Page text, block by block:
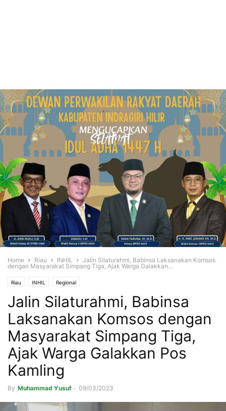
Home Riau INHIL
Jalin Silaturahmi, Babinsa Laksanakan Komsos
dengan Masyarakat Simpang Tiga, Ajak Warga Galakkan...
Riau INHIL Regional
Jalin Silaturahmi, Babinsa
Laksanakan Komsos dengan
Masyarakat Simpang Tiga,
Ajak Warga Galakkan Pos
Kamling
By Muhammad Yusuf - 09/03/2023